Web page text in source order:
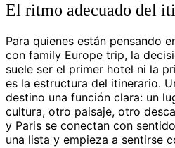
El ritmo adecuado del
Para quienes están pensando
con family Europe trip, la
suele ser el primer hotel ni la
es la estructura del itinerario.
destino una función clara: un
cultura, otro paisaje, otro
y Paris se conectan con
una lista y empieza a sentirse